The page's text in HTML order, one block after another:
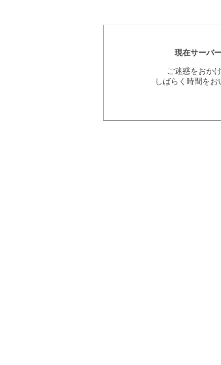
現在サーバ
ご迷惑をおか
しばらく時間を